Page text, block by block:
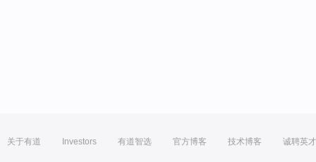
关于有道 Investors 有道智选 官方博客 技术博客 诚聘英才